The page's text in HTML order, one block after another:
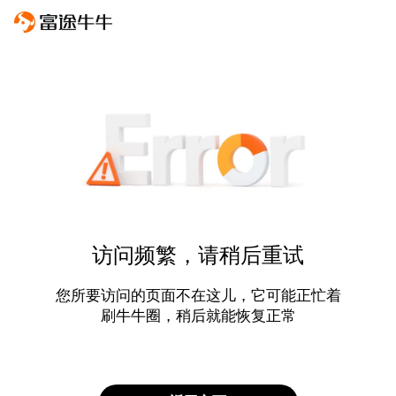
访问频繁，请稍后重试
您所要访问的页面不在这儿，它可能正忙着
刷牛牛圈，稍后就能恢复正常